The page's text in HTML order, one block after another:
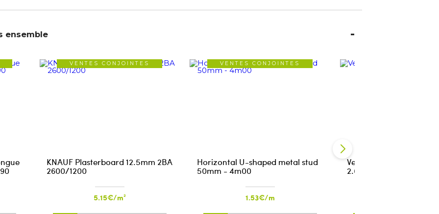
ensemble
VENTES CONJOINTES
KNAUF Plasterboard 12.5mm 2BA
2600/1200
5.15€/m²
VENTES CONJOINTES
Horizontal U-shaped metal stud
50mm - 4m00
1.53€/m
Vertical metal stud C
2.6m